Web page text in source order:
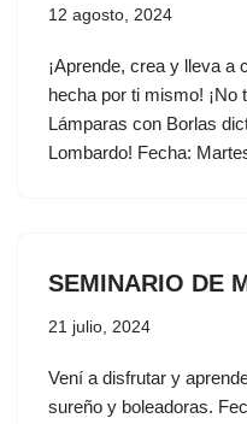
12 agosto, 2024
¡Aprende, crea y lleva a
hecha por ti mismo! ¡No
Lámparas con Borlas
Lombardo! Fecha:
SEMINARIO DE
21 julio, 2024
Vení a disfrutar y
sureño y boleadoras.